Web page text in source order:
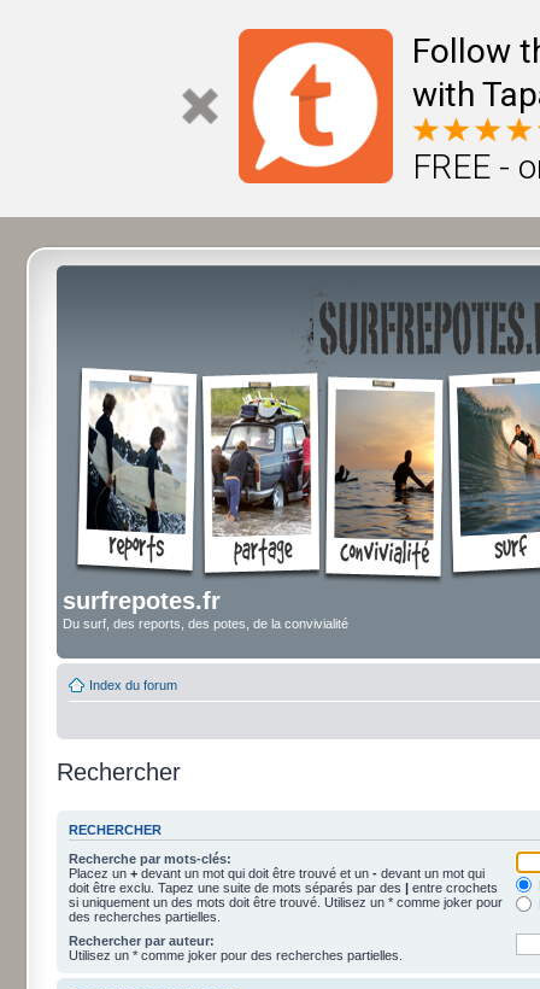
Follow
with
FREE -
surfrepotes.fr
Du surf, des reports, des potes, de la convivialité
Index du forum
Rechercher
RECHERCHER
Recherche par mots-clés:
Placez un + devant un mot qui doit être trouvé et un - devant un mot qui
doit être exclu. Tapez une suite de mots séparés par des | entre crochets
si uniquement un des mots doit être trouvé. Utilisez un * comme joker pour
des recherches partielles.
Rechercher par auteur:
Utilisez un * comme joker pour des recherches partielles.